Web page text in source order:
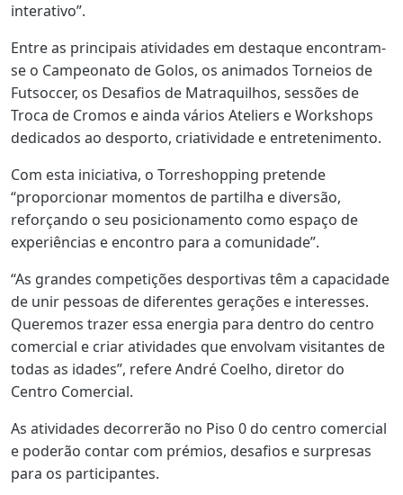
interativo”.
Entre as principais atividades em destaque encontram-
se o Campeonato de Golos, os animados Torneios de
Futsoccer, os Desafios de Matraquilhos, sessões de
Troca de Cromos e ainda vários Ateliers e Workshops
dedicados ao desporto, criatividade e entretenimento.
Com esta iniciativa, o Torreshopping pretende
“proporcionar momentos de partilha e diversão,
reforçando o seu posicionamento como espaço de
experiências e encontro para a comunidade”.
“As grandes competições desportivas têm a capacidade
de unir pessoas de diferentes gerações e interesses.
Queremos trazer essa energia para dentro do centro
comercial e criar atividades que envolvam visitantes de
todas as idades”, refere André Coelho, diretor do
Centro Comercial.
As atividades decorrerão no Piso 0 do centro comercial
e poderão contar com prémios, desafios e surpresas
para os participantes.